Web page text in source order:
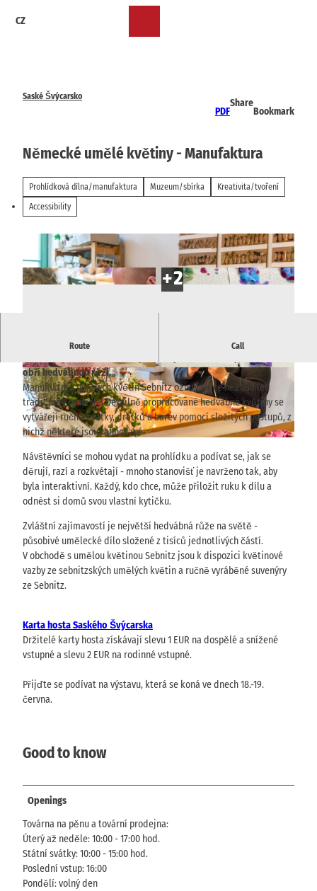
CZ
Saské Švýcarsko
PDF
Share
Bookmark
Německé umělé květiny - Manufaktura
Prohlídková dílna/manufaktura Muzeum/sbírka
Kreativita/tvoření
Accessibility
© TVSSW, Yvonne Brückner | CC-BY © TVSSW, Yvonne Brückner |
Route Call
Tradiční manufaktura na hedvábné květiny v Sebnitz s živou
obří hedvábnou růží.
Manufaktura umělých květin Sebnitz oživuje více než 180 let
tradičního řemesla: Detailně propracované hedvábné květiny se
vytvářejí ručně z látky, drátků a barev pomocí složitých postupů, z
nichž některé jsou rafinované.
Návštěvníci se mohou vydat na prohlídku a podívat se, jak se
děrují, razí a rozkvétají - mnoho stanovišť je navrženo tak, aby
byla interaktivní. Každý, kdo chce, může přiložit ruku k dílu a
odnést si domů svou vlastní kytičku.
Zvláštní zajímavostí je největší hedvábná růže na světě -
působivé umělecké dílo složené z tisíců jednotlivých částí.
V obchodě s umělou květinou Sebnitz jsou k dispozici květinové
vazby ze sebnitzských umělých květin a ručně vyráběné suvenýry
ze Sebnitz.
Karta hosta Saského Švýcarska
Držitelé karty hosta získávají slevu 1 EUR na dospělé a snížené
vstupné a slevu 2 EUR na rodinné vstupné.
Přijďte se podívat na výstavu, která se koná ve dnech 18.-19.
června.
Good to know
Openings
Továrna na pěnu a tovární prodejna:
Úterý až neděle: 10:00 - 17:00 hod.
Státní svátky: 10:00 - 15:00 hod.
Poslední vstup: 16:00
Pondělí: volný den